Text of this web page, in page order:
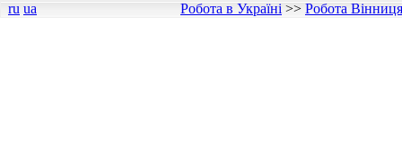
ru ua Робота в Україні >> Робота Вінниця